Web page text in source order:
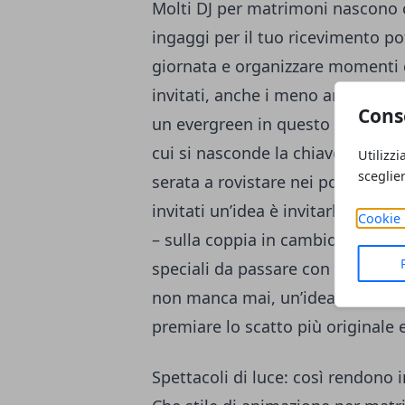
Cookie
Molti DJ per matrimoni
ingaggi per il tuo ricevimento
giornata e organizzare
invitati, anche i meno amanti
un evergreen in questo senso:
cui si nasconde la chiave di
serata a rovistare nei posti più
invitati un’idea è invitarli a
– sulla coppia in cambio di
speciali da passare con gli sposi.
non manca mai, un’idea
premiare lo scatto più originale
Spettacoli di luce: così